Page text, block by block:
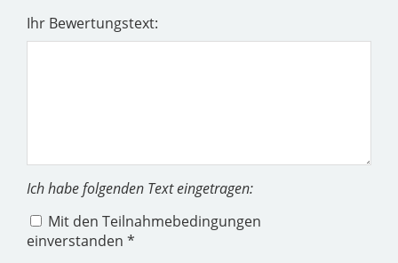
Ihr Bewertungstext:
Ich habe folgenden Text eingetragen:
Mit den Teilnahmebedingungen
einverstanden *